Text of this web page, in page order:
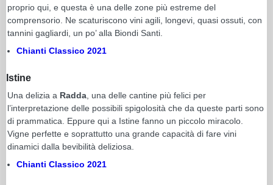
proprio qui, e questa è una delle zone più estreme del
comprensorio. Ne scaturiscono vini agili, longevi, quasi ossuti, con
tannini gagliardi, un po’ alla Biondi Santi.
Chianti Classico 2021
Istine
Una delizia a Radda , una delle cantine più felici per
l’interpretazione delle possibili spigolosità che da queste parti sono
di prammatica. Eppure qui a Istine fanno un piccolo miracolo.
Vigne perfette e soprattutto una grande capacità di fare vini
dinamici dalla bevibilità deliziosa.
Chianti Classico 2021